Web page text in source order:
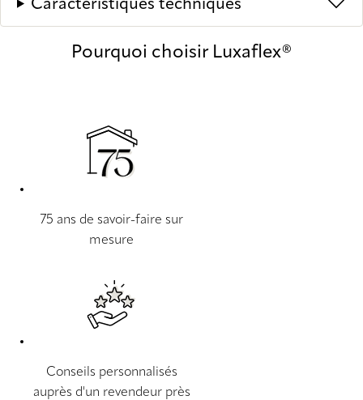
Caractéristiques techniques
Pourquoi choisir Luxaflex®
75 ans de savoir-faire sur
mesure
Conseils personnalisés
auprès d'un revendeur près